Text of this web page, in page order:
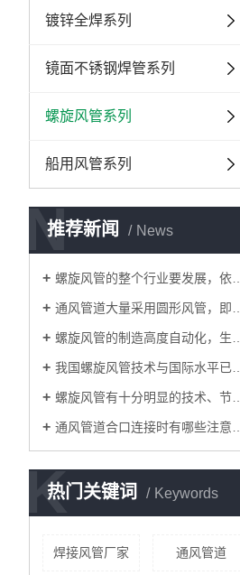
镀锌全焊系列
镜面不锈钢焊管系列
螺旋风管系列
船用风管系列
推荐新闻 News
N
螺旋风管的整个行业要发展，依靠并不是价格
通风管道大量采用圆形风管，即螺旋风管
螺旋风管的制造高度自动化，生产速度很快
我国螺旋风管技术与国际水平已经非常接近
螺旋风管有十分明显的技术、节能、环保和经济优势
通风管道合口连接时有哪些注意事项?
热门关键词 Keywords
K
焊接风管厂家 通风管道